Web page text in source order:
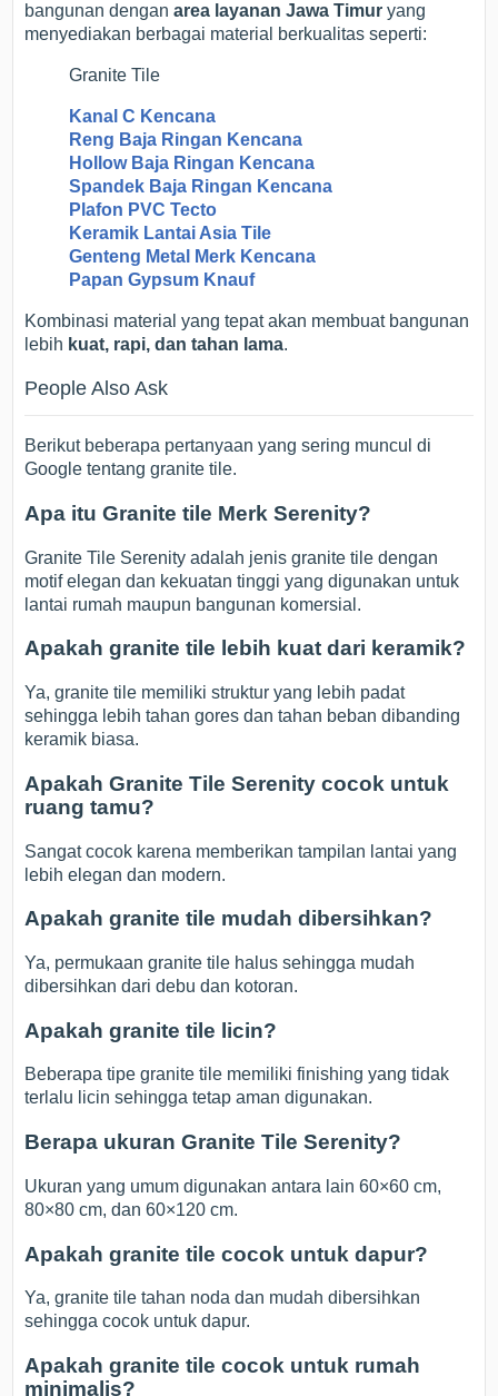
bangunan denganarea layanan Jawa Timur yang
menyediakan berbagai material berkualitas seperti:
Granite Tile
Kanal C Kencana
Reng Baja Ringan Kencana
Hollow Baja Ringan Kencana
Spandek Baja Ringan Kencana
Plafon PVC Tecto
Keramik Lantai Asia Tile
Genteng Metal Merk Kencana
Papan Gypsum Knauf
Kombinasi material yang tepat akan membuat bangunan
lebih kuat, rapi, dan tahan lama.
People Also Ask
Berikut beberapa pertanyaan yang sering muncul di
Google tentang granite tile.
Apa itu Granite tile Merk Serenity?
Granite Tile Serenity adalah jenis granite tile dengan
motif elegan dan kekuatan tinggi yang digunakan untuk
lantai rumah maupun bangunan komersial.
Apakah granite tile lebih kuat dari keramik?
Ya, granite tile memiliki struktur yang lebih padat
sehingga lebih tahan gores dan tahan beban dibanding
keramik biasa.
Apakah Granite Tile Serenity cocok untuk
ruang tamu?
Sangat cocok karena memberikan tampilan lantai yang
lebih elegan dan modern.
Apakah granite tile mudah dibersihkan?
Ya, permukaan granite tile halus sehingga mudah
dibersihkan dari debu dan kotoran.
Apakah granite tile licin?
Beberapa tipe granite tile memiliki finishing yang tidak
terlalu licin sehingga tetap aman digunakan.
Berapa ukuran Granite Tile Serenity?
Ukuran yang umum digunakan antara lain 60×60 cm,
80×80 cm, dan 60×120 cm.
Apakah granite tile cocok untuk dapur?
Ya, granite tile tahan noda dan mudah dibersihkan
sehingga cocok untuk dapur.
Apakah granite tile cocok untuk rumah
minimalis?